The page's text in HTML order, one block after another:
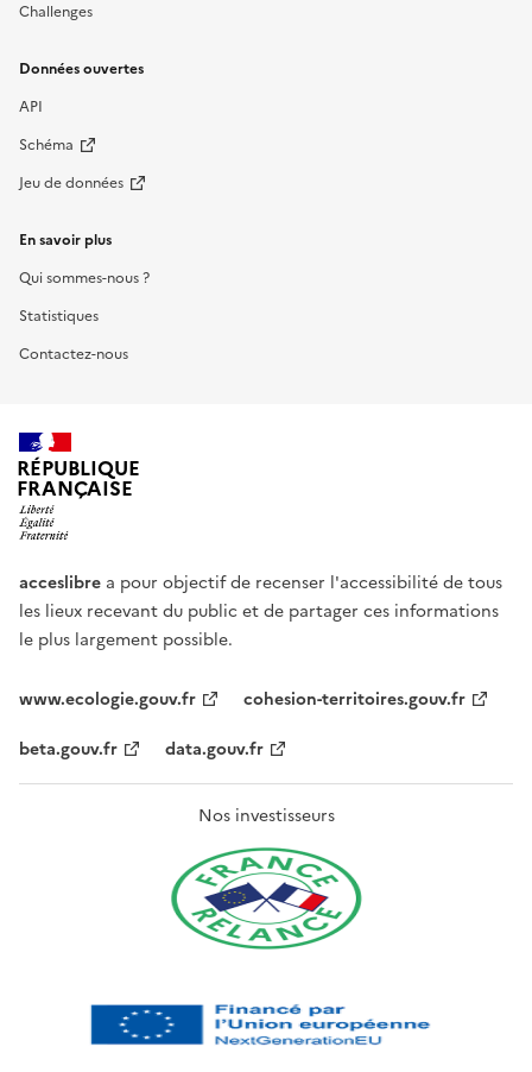
Challenges
Données ouvertes
API
Schéma
Jeu de données
En savoir plus
Qui sommes-nous ?
Statistiques
Contactez-nous
RÉPUBLIQUE
FRANÇAISE
acceslibre a pour objectif de recenser l'accessibilité de tous
les lieux recevant du public et de partager ces informations
le plus largement possible.
www.ecologie.gouv.fr
cohesion-territoires.gouv.fr
beta.gouv.fr
data.gouv.fr
Nos investisseurs